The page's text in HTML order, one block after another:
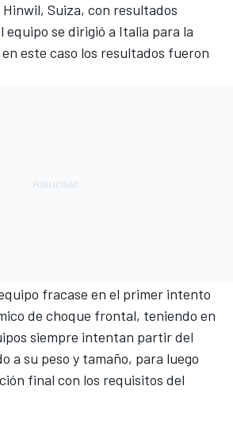
Suiza, con resultados
equipo se dirigió a Italia para la
este caso los resultados fueron
fracase en el primer intento
de choque frontal, teniendo en
siempre intentan partir del
a su peso y tamaño, para luego
final con los requisitos del